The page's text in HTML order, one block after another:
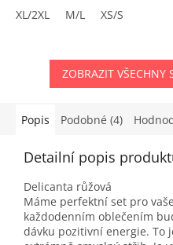
XL/2XL M/L XS/S
ZOBRAZIT VŠECHNY
Popis Podobné (4)
Detailní popis
Delicanta růžová
Máme perfektní set pro
každodenním oblečením
dávku pozitivní energie. To